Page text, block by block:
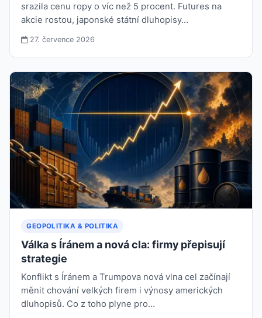
srazila cenu ropy o víc než 5 procent. Futures na
akcie rostou, japonské státní dluhopisy…
27. července 2026
GEOPOLITIKA & POLITIKA
Válka s Íránem a nová cla: firmy přepisují
strategie
Konflikt s Íránem a Trumpova nová vlna cel začínají
měnit chování velkých firem i výnosy amerických
dluhopisů. Co z toho plyne pro…